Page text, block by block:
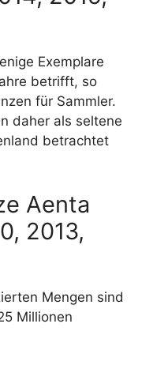
Exemplare
betrifft, so
für Sammler.
daher als seltene
betrachtet
Aenta
2013,
Mengen sind
Millionen